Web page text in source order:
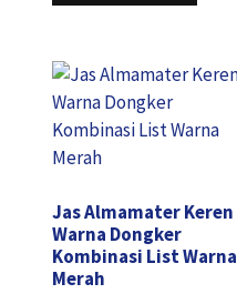
Jas Almamater Keren
Warna Dongker
Kombinasi List Warna
Merah